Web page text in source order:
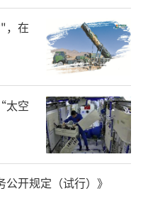
市人防办通过组织
亲身体验等方式，
发现第三方导航软
人防工程和疏散场
分版块位置不醒目
改进。
监管维护难的问
拍照片我来修”版
报设施、疏散标
，在
太空
开规定（试行）》